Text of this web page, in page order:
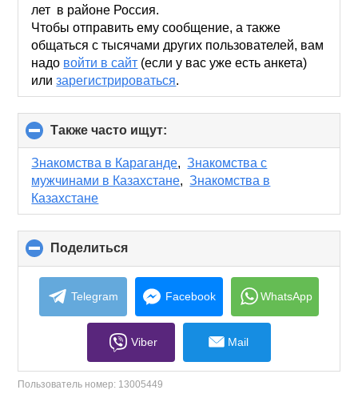
лет в районе Россия.
Чтобы отправить ему сообщение, а также
общаться с тысячами других пользователей, вам
надо войти в сайт (если у вас уже есть анкета)
илизарегистрироваться.
Также часто ищут:
to
collapse
contents
Знакомства в Караганде,Знакомства с
мужчинами в Казахстане,Знакомства в
Казахстане
Поделиться
to
collapse
contents
Telegram Facebook WhatsApp
Viber Mail
Пользователь номер: 13005449